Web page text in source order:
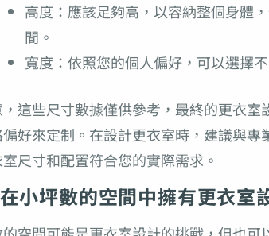
高度：應該足夠高，以容納整個身體
間。
寬度：依照您的個人偏好，可以選擇
這些尺寸數據僅供參考，最終的更衣
好來定制。在設計更衣室時，建議與
尺寸和配置符合您的實際需求。
小坪數的空間中擁有更衣室